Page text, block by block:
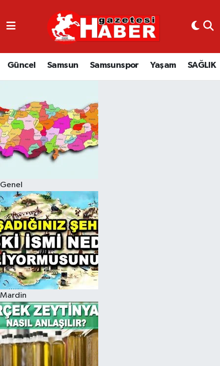
Güncel Samsun Samsunspor Yaşam SAĞLIK
Genel
Mardin
GÜNCEL
SAMSUN
EKONOMİ
YAŞAM